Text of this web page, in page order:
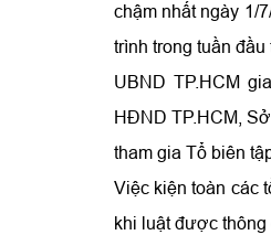
chậm nhất ngày 1/
trình trong tuần đầu
UBND TP.HCM
HĐND TP.HCM,
tham gia Tổ biên
Việc kiện toàn các
khi luật được